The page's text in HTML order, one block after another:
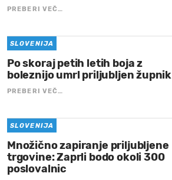
PREBERI VEČ…
SLOVENIJA
Po skoraj petih letih boja z
boleznijo umrl priljubljen župnik
PREBERI VEČ…
SLOVENIJA
Množično zapiranje priljubljene
trgovine: Zaprli bodo okoli 300
poslovalnic